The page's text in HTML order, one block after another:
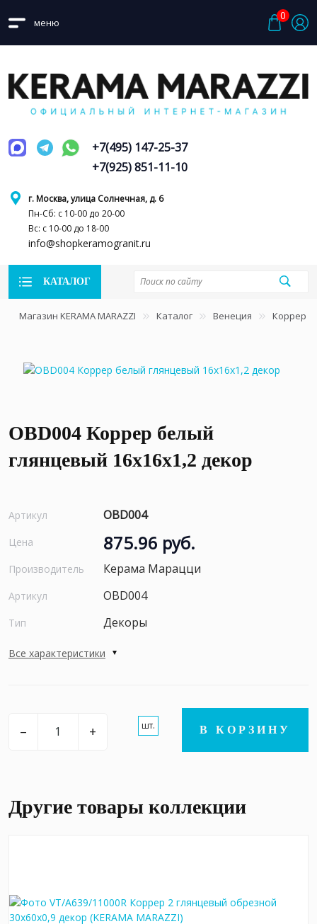
меню
0
г. Москва, улица Солнечная, д. 6
Пн-Сб: с 10-00 до 20-00
Вс: с 10-00 до 18-00
info@shopkeramogranit.ru
+7(495) 147-25-37
+7(925) 851-11-10
КАТАЛОГ
Магазин KERAMA MARAZZI Каталог Венеция Коррер
OBD004 Коррер белый
глянцевый 16x16x1,2 декор
Артикул OBD004
Цена 875.96 руб.
Производитель Керама Марацци
Артикул OBD004
Тип Декоры
Все характеристики
– + шт. В КОРЗИНУ
Другие товары коллекции